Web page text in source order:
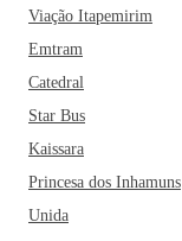
Viação Itapemirim
Emtram
Catedral
Star Bus
Kaissara
Princesa dos Inhamuns
Unida